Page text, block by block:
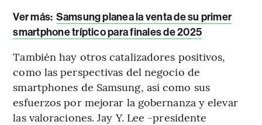
Ver más: Samsung planea la venta de su primer
smartphone tríptico para finales de 2025
También hay otros catalizadores positivos,
como las perspectivas del negocio de
smartphones de Samsung, así como sus
esfuerzos por mejorar la gobernanza y elevar
las valoraciones. Jay Y. Lee -presidente